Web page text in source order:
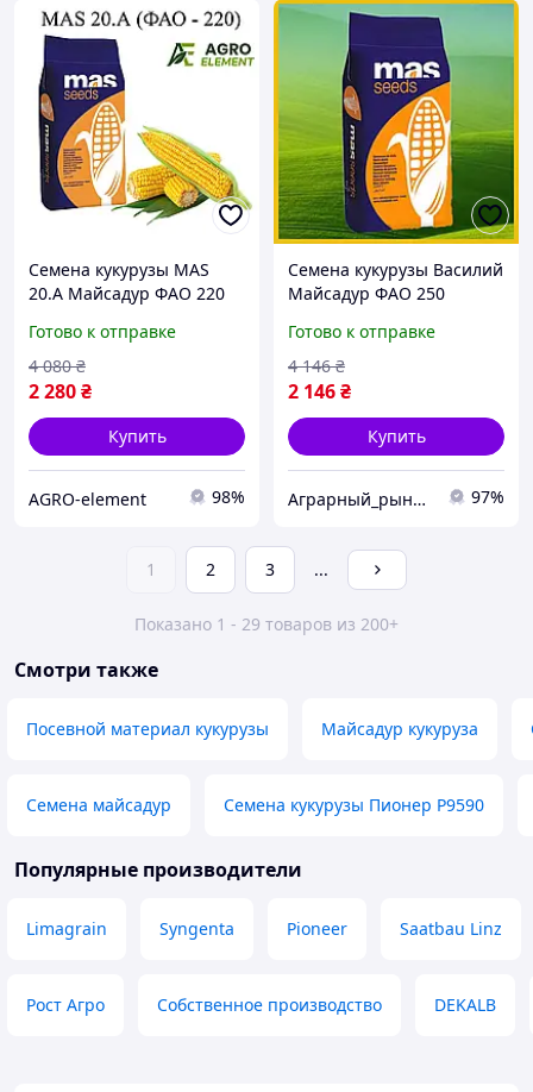
Семена кукурузы MAS
20.A Майсадур ФАО 220
урожайности
Готово к отправке
2 280₴
4 080 ₴
Купить
AGRO-element 98%
Семена кукурузы Василий
Майсадур ФАО 250
урожайности
Готово к отправке
2 146₴
4 146 ₴
Купить
Аграрный_рынок_удобрений_2025 97%
1 2 3 ...
Показано 1 - 29 товаров из 200+
Смотри также
Посевной материал кукурузы Майсадур кукуруза
Семена майсадур Семена кукурузы Пионер P9590
Популярные производители
Limagrain Syngenta Pioneer Saatbau Linz
Рост Агро Собственное производство DEKALB